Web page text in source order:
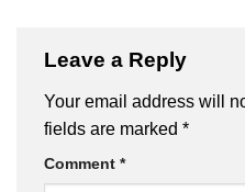
Leave a Reply
Your email address will
fields are marked *
Comment *